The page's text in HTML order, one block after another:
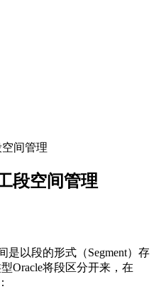
间管理
段空间管理
是以段的形式（Segment）存
Oracle将段区分开来，在